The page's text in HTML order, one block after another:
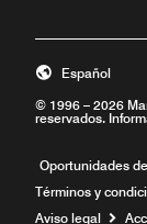
© 1996 – 2026
reservados.
Español
Oportunidades
Términos y
Aviso legal